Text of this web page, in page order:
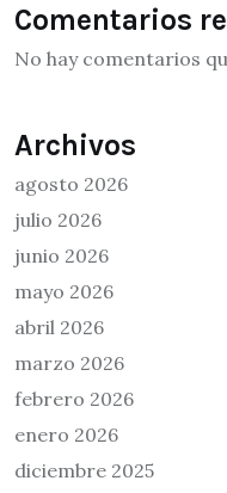
Comentarios
No hay comentarios
Archivos
agosto 2026
julio 2026
junio 2026
mayo 2026
abril 2026
marzo 2026
febrero 2026
enero 2026
diciembre 2025